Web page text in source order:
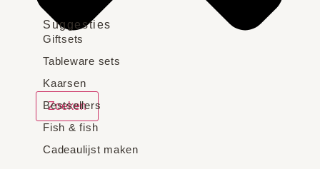
Zoeken
Suggesties
Giftsets
Tableware sets
Kaarsen
Bestsellers
Fish & fish
Cadeaulijst maken